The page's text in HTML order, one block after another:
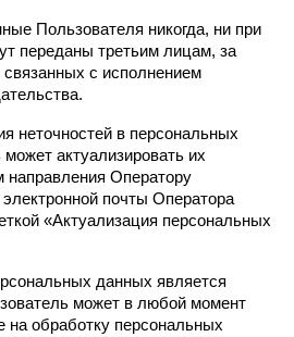
Пользователя никогда, ни при
переданы третьим лицам, за
с исполнением
неточностей в персональных
актуализировать их
направления Оператору
почты Оператора
«Актуализация персональных
данных является
может в любой момент
на обработку персональных